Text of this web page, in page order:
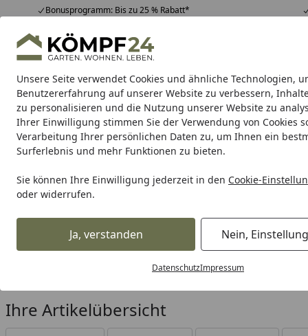
Unsere Seite verwendet Cookies und ähnliche Technologien,
Benutzererfahrung auf unserer Website zu verbessern,
zu personalisieren und die Nutzung unserer Website zu
Ihrer Einwilligung stimmen Sie der Verwendung von Cookies
Verarbeitung Ihrer persönlichen Daten zu, um Ihnen ein
Surferlebnis und mehr Funktionen zu bieten.
Sie können Ihre Einwilligung jederzeit in den Cookie-
oder widerrufen.
Ja, verstanden Nein,
DatenschutzImpressum
Bonusprogramm: Bis zu 25 % Rabatt*
Hotline07051 / 9 22 22
Mo-Fr. 8-16 Uhr 25.957 Bewertungen
Alle Produkte
Alle ProdukteHighlights Tipps & Tricks
Vosteen Blumentöpfe Tischleuchten
Karibu Pools inkl.
Dein Traumpool im Sorglos-
Startseite
Blumentöpfe
Vosteen Blumentöpfe
Ihre Artikelübersicht